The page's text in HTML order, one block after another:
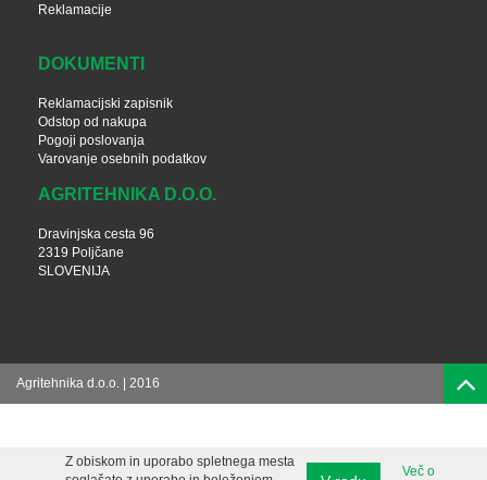
Reklamacije
DOKUMENTI
Reklamacijski zapisnik
Odstop od nakupa
Pogoji poslovanja
Varovanje osebnih podatkov
AGRITEHNIKA D.O.O.
Dravinjska cesta 96
2319 Poljčane
SLOVENIJA
Agritehnika d.o.o. | 2016
Z obiskom in uporabo spletnega mesta
Več o